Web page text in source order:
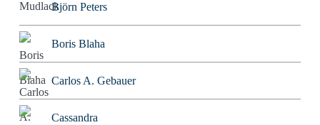
Björn Peters
Boris Blaha
Carlos A. Gebauer
Cassandra